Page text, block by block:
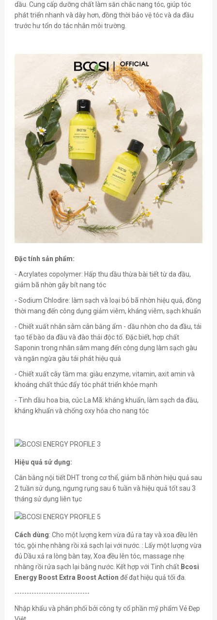
dầu. Cung cấp dưỡng chất làm săn chắc nang tóc, giúp tóc
phát triển nhanh và dày hơn, đồng thời bảo vệ tóc và da đầu
trước hư tổn do tác nhân môi trường.
Đặc tính sản phẩm:
- Acrylates copolymer: Hấp thu dầu thừa bài tiết từ da đầu,
giảm bã nhờn gây bít nang tóc
- Sodium Chlodire: làm sạch và loại bỏ bã nhờn hiệu quả, đồng
thời mang đến công dụng giảm viêm, kháng viêm, sạch khuẩn
- Chiết xuất nhân sâm cân bằng ẩm - dầu nhờn cho da đầu, tái
tạo tế bào da đầu và đào thải độc tố. Đặc biết, hợp chất
Saponin trong nhân sâm mang đến công dụng làm sạch gàu
và ngăn ngừa gàu tái phát hiệu quả
- Chiết xuất cây tầm ma: giàu enzyme, vitamin, axit amin và
khoáng chất thúc đẩy tóc phát triển khỏe mạnh
- Tinh dầu hoa bia, cúc La Mã: kháng khuẩn, làm sạch da đầu,
kháng khuẩn và chống oxy hóa cho nang tóc
Hiệu quả sử dụng:
Cân bằng nội tiết DHT trong cơ thể, giảm bã nhờn hiệu quả sau
2 tuần sử dụng, ngưng rụng sau 6 tuần và hiệu quả tốt sau 3
tháng sử dụng liên tục
Cách dùng: Cho một lượng kem vừa đủ ra tay và xoa đều lên
tóc, gội nhẹ nhàng rồi xả sạch lại với nước. : Lấy một lượng vừa
đủ Dầu xả ra lòng bàn tay, Xoa đều lên tóc, massage nhẹ
nhàng rồi rửa sạch lại bằng nước. Kết hợp với Tinh chất Bcosi
Energy Boost Extra Boost Action để đạt hiệu quả tối đa.
-------------------------------
Nhập khẩu và phân phối bởi công ty cổ phần mỹ phẩm Vẻ Đẹp